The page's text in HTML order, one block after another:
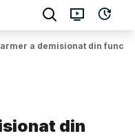
a demisionat din
din